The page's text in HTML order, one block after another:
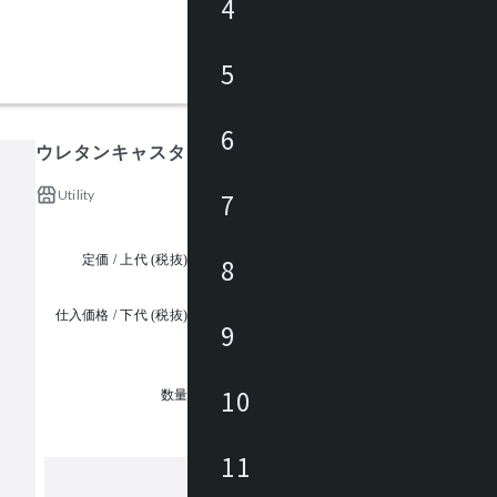
ウレタンキャスター
Utility
定価 / 上代 (税抜) ¥3,800 ~
仕入価格 / 下代 (税抜)
数量
4
5
6
7
8
9
10
11